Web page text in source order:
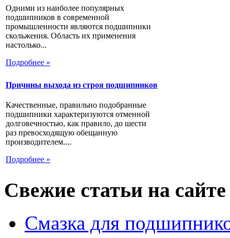
Одними из наиболее популярных
подшипников в современной
промышленности являются подшипники
скольжения. Область их применения
настолько...
Подробнее »
Причины выхода из строя подшипников
Качественные, правильно подобранные
подшипники характеризуются отменной
долговечностью, как правило, до шести
раз превосходящую обещанную
производителем....
Подробнее »
Свежие статьи на сайте
Смазка для